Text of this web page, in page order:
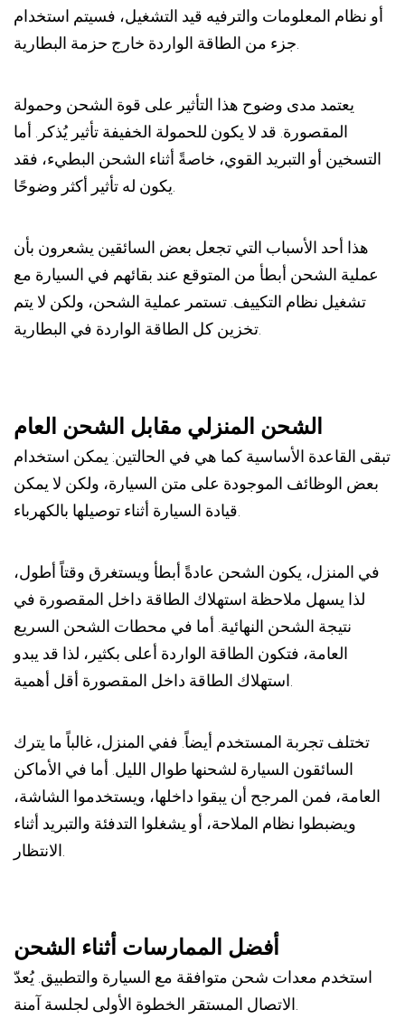
أو نظام المعلومات والترفيه قيد التشغيل، فسيتم استخدام
يعتمد مدى وضوح هذا التأثير على قوة الشحن وحمولة
المقصورة. قد لا يكون للحمولة الخفيفة تأثير يُذكر. أما
التسخين أو التبريد القوي، خاصةً أثناء الشحن البطيء، فقد
هذا أحد الأسباب التي تجعل بعض السائقين يشعرون بأن
عملية الشحن أبطأ من المتوقع عند بقائهم في السيارة مع
تشغيل نظام التكييف. تستمر عملية الشحن، ولكن لا يتم
الشحن المنزلي مقابل الشحن العام
تبقى القاعدة الأساسية كما هي في الحالتين: يمكن استخدام
بعض الوظائف الموجودة على متن السيارة، ولكن لا يمكن
في المنزل، يكون الشحن عادةً أبطأ ويستغرق وقتاً أطول،
لذا يسهل ملاحظة استهلاك الطاقة داخل المقصورة في
نتيجة الشحن النهائية. أما في محطات الشحن السريع
العامة، فتكون الطاقة الواردة أعلى بكثير، لذا قد يبدو
تختلف تجربة المستخدم أيضاً. ففي المنزل، غالباً ما يترك
السائقون السيارة لشحنها طوال الليل. أما في الأماكن
العامة، فمن المرجح أن يبقوا داخلها، ويستخدموا الشاشة،
ويضبطوا نظام الملاحة، أو يشغلوا التدفئة والتبريد أثناء
أفضل الممارسات أثناء الشحن
استخدم معدات شحن متوافقة مع السيارة والتطبيق. يُعدّ
الاتصال المستقر الخطوة الأولى لجلسة آمنة.